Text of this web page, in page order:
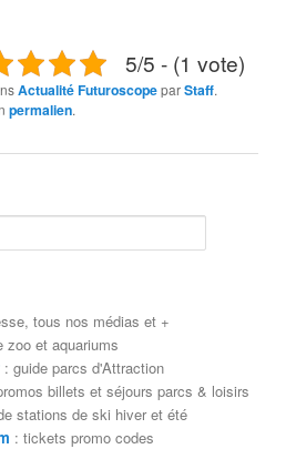
5/5 - (1 vote)
Actualité FuturoscopeparStaff.
permalien.
tous nos médias et +
et aquariums
: guide parcs d'Attraction
billets et séjours parcs & loisirs
stations de ski hiver et été
: tickets promo codes